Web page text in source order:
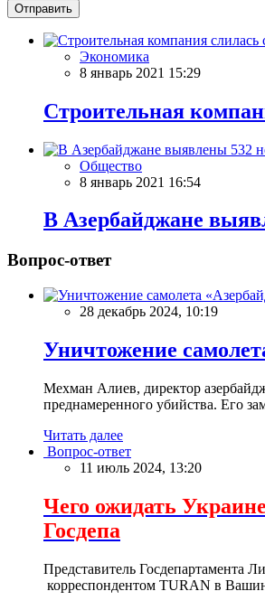
Отправить
Экономика
8 январь 2021 15:29
Строительная
Общество
8 январь 2021 16:54
В Азербайджане
Вопрос-ответ
28 декабрь 2024, 10:19
Уничтожение
Мехман Алиев, директор
преднамеренного убийства. Его
Читать далее
Вопрос-ответ
11 июль 2024, 13:20
Чего ожидать
Госдепа
Представитель Госдепартамента
корреспондентом TURAN в